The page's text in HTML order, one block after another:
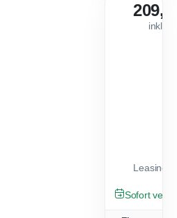
GEBRAUCHT
inkl.
Sofort